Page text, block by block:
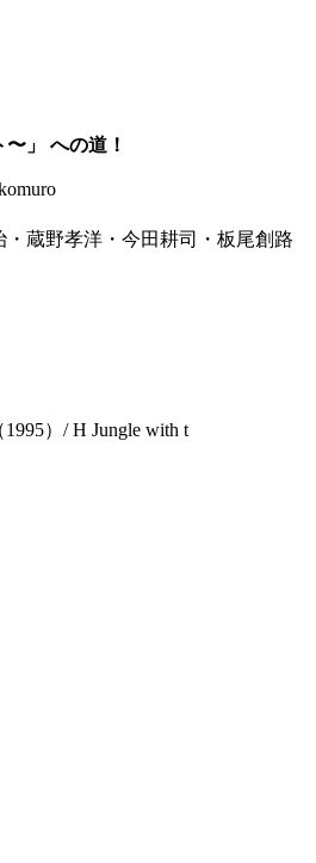
〜 」 への道！
蔵野孝洋・今田耕司・板尾創路
）/ H Jungle with t